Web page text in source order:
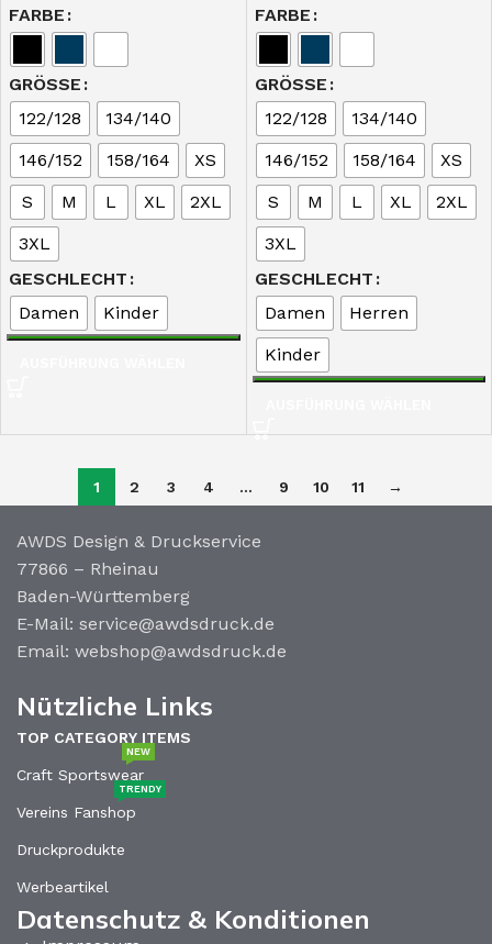
FARBE
GRÖSSE
122/128
134/140
146/152
158/164
XS
S
M L XL
2XL
3XL
GESCHLECHT
Damen
Kinder
FARBE
GRÖSSE
122/128
134/140
146/152
158/164
XS
S
M L XL
2XL
3XL
GESCHLECHT
Damen
Herren
Kinder
1 2 3 4 … 9 10 11 →
AWDS Design & Druckservice
77866 – Rheinau
Baden-Württemberg
E-Mail: service@awdsdruck.de
Email: webshop@awdsdruck.de
Nützliche Links
TOP CATEGORY ITEMS
Craft Sportswear
NEW
Vereins Fanshop
TRENDY
Druckprodukte
Werbeartikel
Datenschutz & Konditionen